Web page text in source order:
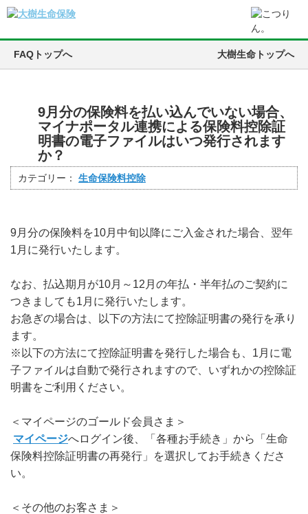
FAQトップへ 大樹生命トップへ
9月分の保険料を払い込んでいない場合、
マイナポータル連携による保険料控除証
明書の電子ファイルはいつ発行されます
か？
カテゴリー： 生命保険料控除
9月分の保険料を10月中旬以降にご入金された場合、翌年
1月に発行いたします。
なお、払込期月が10月～12月の年払・半年払のご契約に
つきましても1月に発行いたします。
お急ぎの場合は、以下の方法にて控除証明書の発行を承り
ます。
※以下の方法にて控除証明書を発行した場合も、1月に電
子ファイルは自動で発行されますので、いずれかの控除証
明書をご利用ください。
＜マイページのゴールド会員さま＞
マイページへログイン後、「各種お手続き」から「生命
保険料控除証明書の再発行」を選択してお手続きくださ
い。
＜その他のお客さま＞